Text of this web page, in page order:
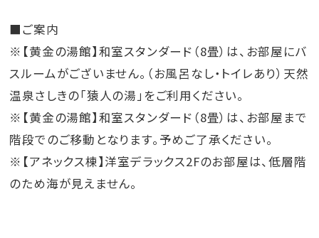
■ご案内
※【黄金の湯館】和室スタンダード（8畳）は、お部屋にバ
スルームがございません。（お風呂なし・トイレあり）天然
温泉さしきの「猿人の湯」をご利用ください。
※【黄金の湯館】和室スタンダード（8畳）は、お部屋まで
階段でのご移動となります。予めご了承ください。
※【アネックス棟】洋室デラックス2Fのお部屋は、低層階
のため海が見えません。